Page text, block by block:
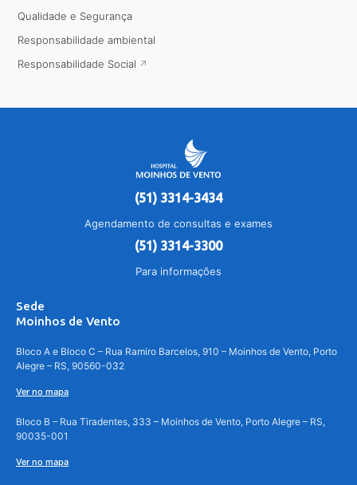
Qualidade e Segurança
Responsabilidade ambiental
Responsabilidade Social
(51) 3314-3434
Agendamento de consultas e exames
(51) 3314-3300
Para informações
Sede
Moinhos de Vento
Bloco A e Bloco C – Rua Ramiro Barcelos, 910 – Moinhos de Vento, Porto
Alegre – RS, 90560-032
Ver no mapa
Bloco B – Rua Tiradentes, 333 – Moinhos de Vento, Porto Alegre – RS,
90035-001
Ver no mapa